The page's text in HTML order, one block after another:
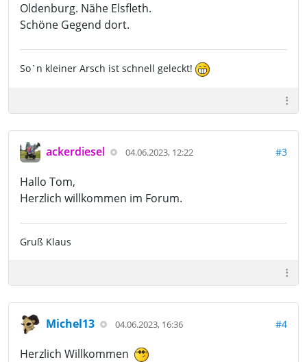
Oldenburg. Nähe Elsfleth.
Schöne Gegend dort.
So`n kleiner Arsch ist schnell geleckt!
ackerdiesel 04.06.2023, 12:22 #3
Hallo Tom,
Herzlich willkommen im Forum.
Gruß Klaus
Michel13 04.06.2023, 16:36 #4
Herzlich Willkommen